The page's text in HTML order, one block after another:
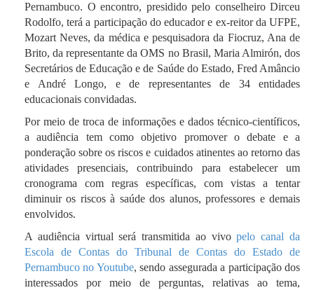
Pernambuco. O encontro, presidido pelo conselheiro Dirceu
Rodolfo, terá a participação do educador e ex-reitor da UFPE,
Mozart Neves, da médica e pesquisadora da Fiocruz, Ana de
Brito, da representante da OMS no Brasil, Maria Almirón, dos
Secretários de Educação e de Saúde do Estado, Fred Amâncio
e André Longo, e de representantes de 34 entidades
educacionais convidadas.
Por meio de troca de informações e dados técnico-científicos,
a audiência tem como objetivo promover o debate e a
ponderação sobre os riscos e cuidados atinentes ao retorno das
atividades presenciais, contribuindo para estabelecer um
cronograma com regras específicas, com vistas a tentar
diminuir os riscos à saúde dos alunos, professores e demais
envolvidos.
A audiência virtual será transmitida ao vivopelo canal da
Escola de Contas do Tribunal de Contas do Estado de
Pernambuco no Youtube, sendo assegurada a participação dos
interessados por meio de perguntas, relativas ao tema,